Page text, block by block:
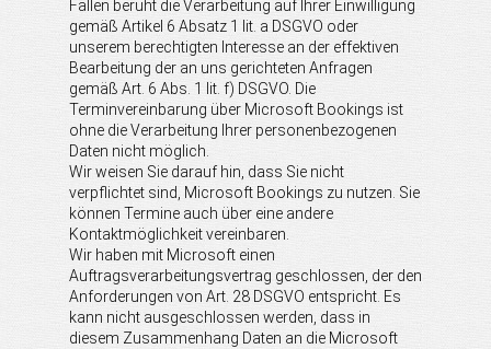
Fällen beruht die Verarbeitung auf Ihrer Einwilligung
gemäß Artikel 6 Absatz 1 lit. a DSGVO oder
unserem berechtigten Interesse an der effektiven
Bearbeitung der an uns gerichteten Anfragen
gemäß Art. 6 Abs. 1 lit. f) DSGVO. Die
Terminvereinbarung über Microsoft Bookings ist
ohne die Verarbeitung Ihrer personenbezogenen
Daten nicht möglich.
Wir weisen Sie darauf hin, dass Sie nicht
verpflichtet sind, Microsoft Bookings zu nutzen. Sie
können Termine auch über eine andere
Kontaktmöglichkeit vereinbaren.
Wir haben mit Microsoft einen
Auftragsverarbeitungsvertrag geschlossen, der den
Anforderungen von Art. 28 DSGVO entspricht. Es
kann nicht ausgeschlossen werden, dass in
diesem Zusammenhang Daten an die Microsoft